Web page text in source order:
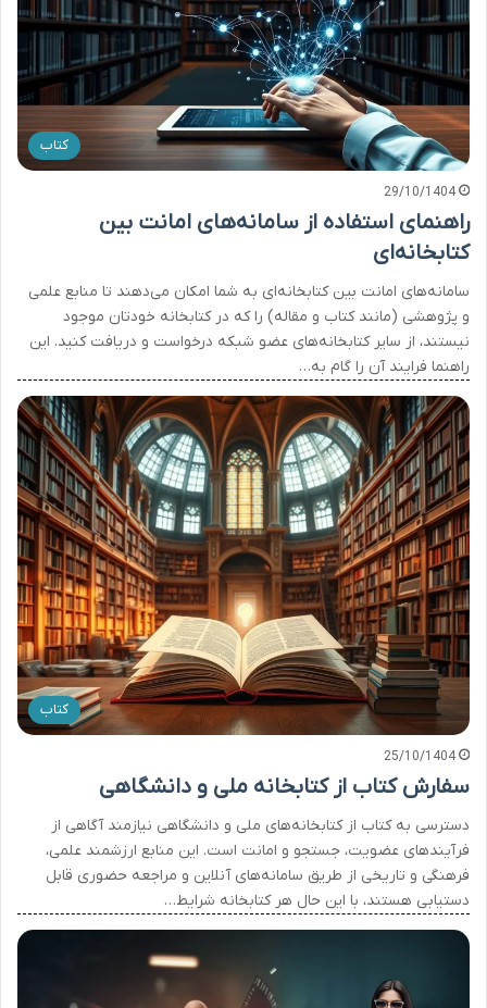
کتاب
29/10/1404
راهنمای استفاده از سامانه‌های امانت بین
کتابخانه‌ای
سامانه‌های امانت بین کتابخانه‌ای به شما امکان می‌دهند تا منابع علمی
و پژوهشی (مانند کتاب و مقاله) را که در کتابخانه خودتان موجود
نیستند، از سایر کتابخانه‌های عضو شبکه درخواست و دریافت کنید. این
راهنما فرایند آن را گام به…
کتاب
25/10/1404
سفارش کتاب از کتابخانه ملی و دانشگاهی
دسترسی به کتاب از کتابخانه‌های ملی و دانشگاهی نیازمند آگاهی از
فرآیندهای عضویت، جستجو و امانت است. این منابع ارزشمند علمی،
فرهنگی و تاریخی از طریق سامانه‌های آنلاین و مراجعه حضوری قابل
دستیابی هستند، با این حال هر کتابخانه شرایط…